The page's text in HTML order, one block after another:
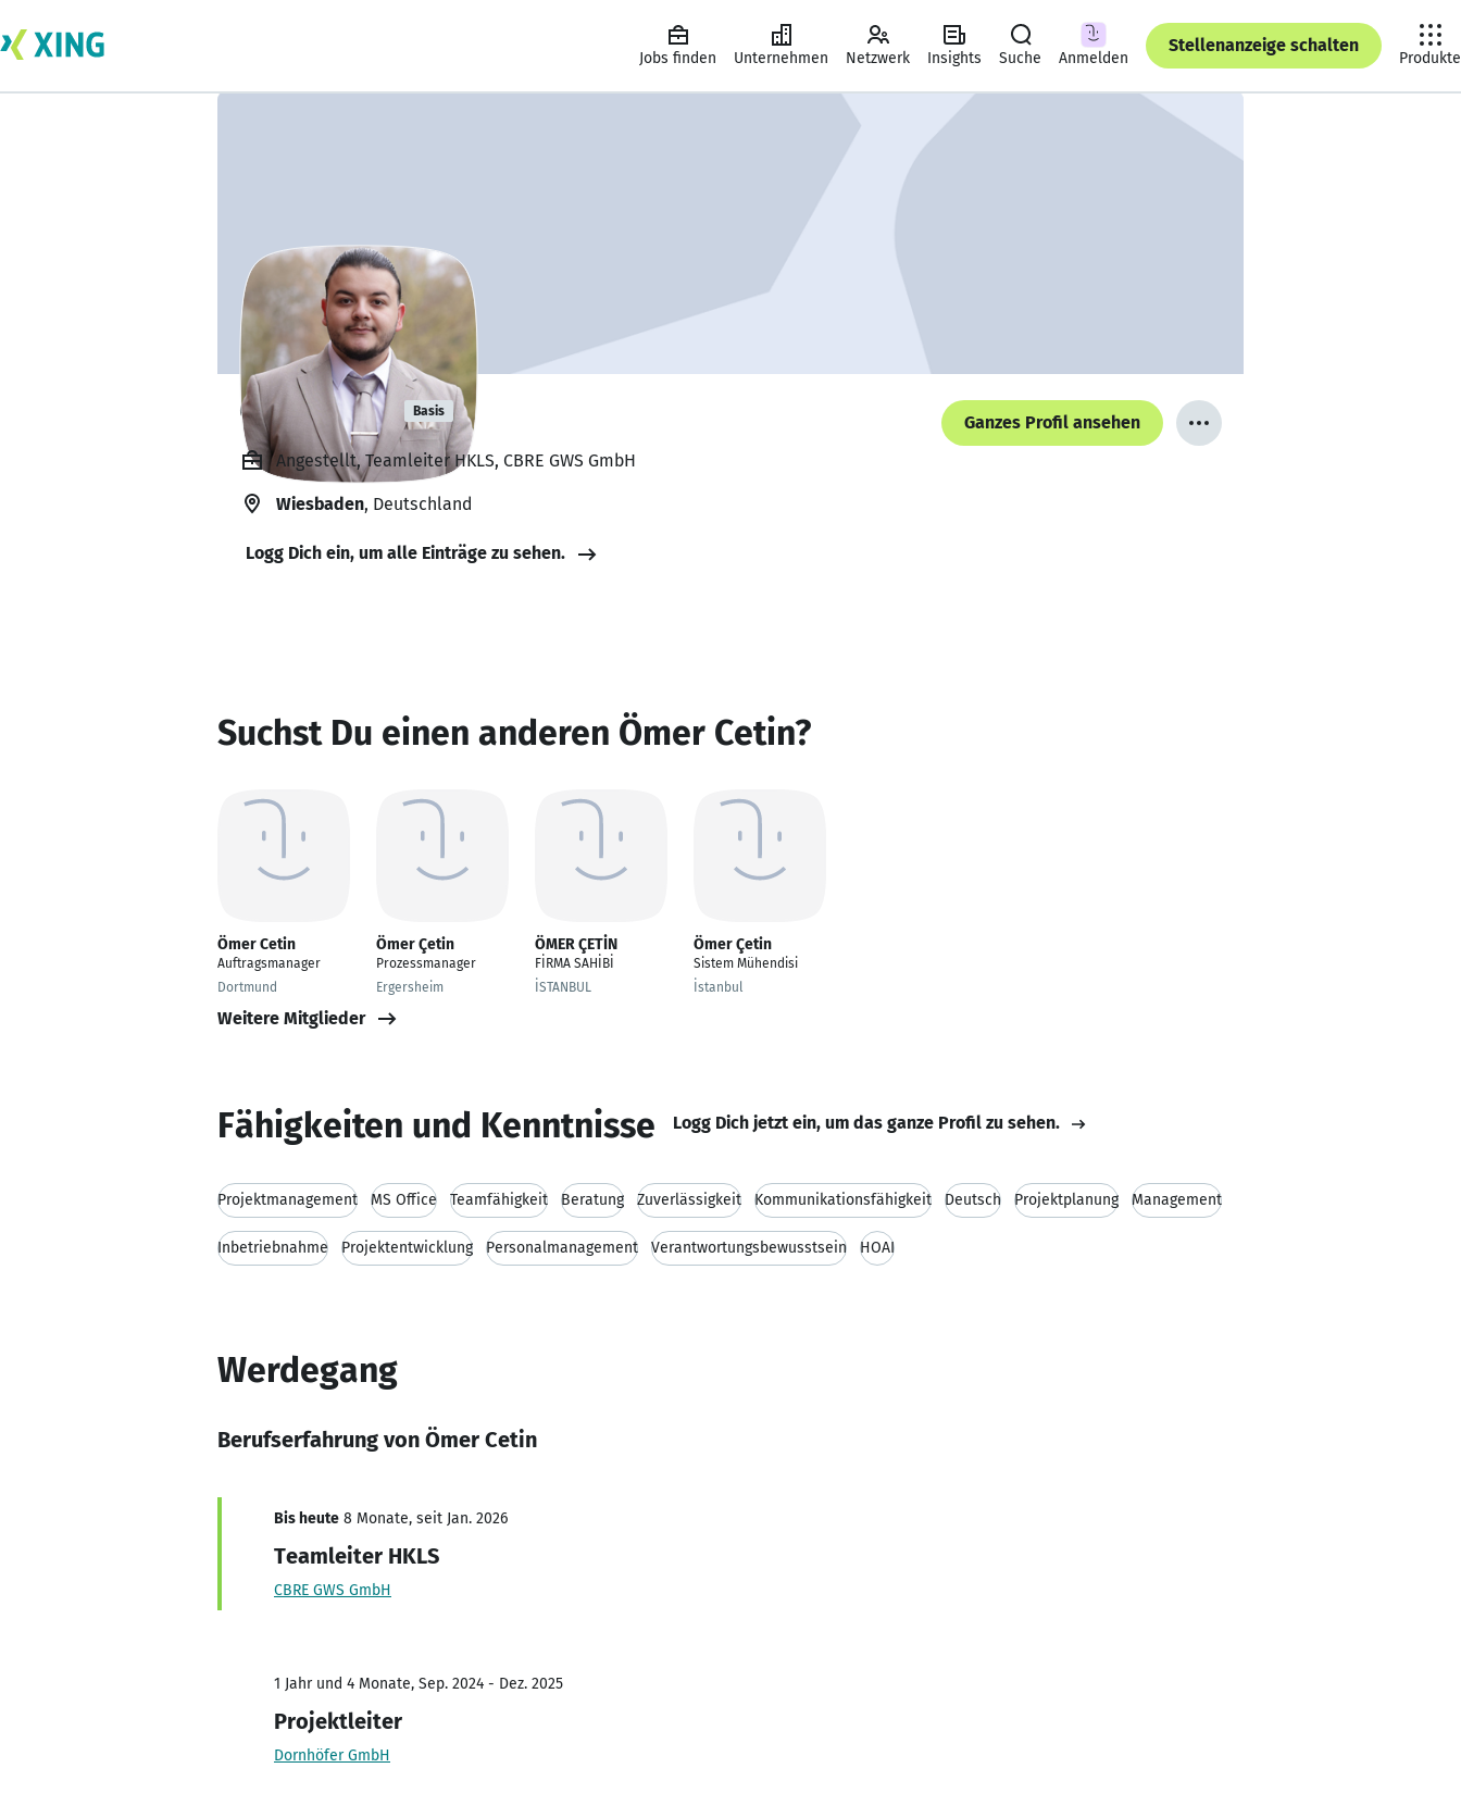
Jobs finden Unternehmen Netzwerk Insights Suche Anmelden
Stellenanzeige schalten
Produkte
Ömer Cetin Basis
Ganzes Profil ansehen
Angestellt, Teamleiter HKLS, CBRE GWS GmbH
Wiesbaden, Deutschland
Logg Dich ein, um alle Einträge zu sehen.
Suchst Du einen anderen Ömer Cetin?
Ömer Cetin
Auftragsmanager
Dortmund
Ömer Çetin
Prozessmanager
Ergersheim
ÖMER ÇETİN
FİRMA SAHİBİ
İSTANBUL
Ömer Çetin
Sistem Mühendisi
İstanbul
Weitere Mitglieder
Fähigkeiten und Kenntnisse Logg Dich jetzt ein, um das ganze Profil zu sehen.
Projektmanagement MS Office Teamfähigkeit Beratung Zuverlässigkeit Kommunikationsfähigkeit Deutsch Projektplanung Management
Inbetriebnahme Projektentwicklung Personalmanagement Verantwortungsbewusstsein HOAI
Werdegang
Berufserfahrung von Ömer Cetin
Bis heute 8 Monate, seit Jan. 2026
Teamleiter HKLS
CBRE GWS GmbH
1 Jahr und 4 Monate, Sep. 2024 - Dez. 2025
Projektleiter
Dornhöfer GmbH